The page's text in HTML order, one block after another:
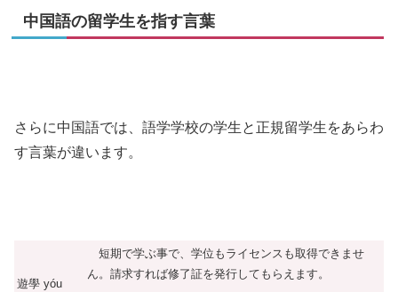
中国語の留学生を指す言葉
さらに中国語では、語学学校の学生と正規留学生をあらわ
す言葉が違います。
遊學 yóu
短期で学ぶ事で、学位もライセンスも取得できませ
ん。請求すれば修了証を発行してもらえます。